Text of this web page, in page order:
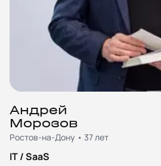
Андрей
Морозов
Ростов-на-Дону • 37 лет
IT / SaaS